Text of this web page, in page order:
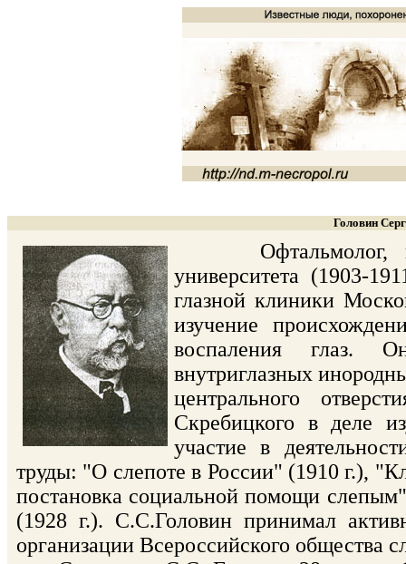
Головин
Офтальмолог,
университета (1903-
глазной клиники
изучение
воспаления глаз.
внутриглазных
центрального
Скребицкого в деле
участие в
труды: "О слепоте в России" (1910 г.),
постановка социальной помощи
(1928 г.). С.С.Головин принимал
организации Всероссийского общества